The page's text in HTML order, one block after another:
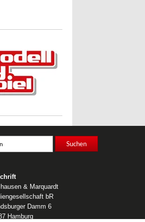
& Marquardt
bR
Damm 6
Hamburg